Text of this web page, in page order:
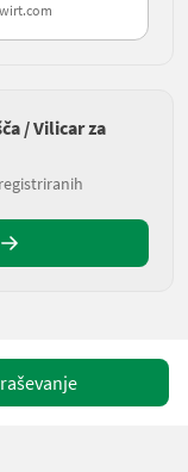
/ Vilicar za